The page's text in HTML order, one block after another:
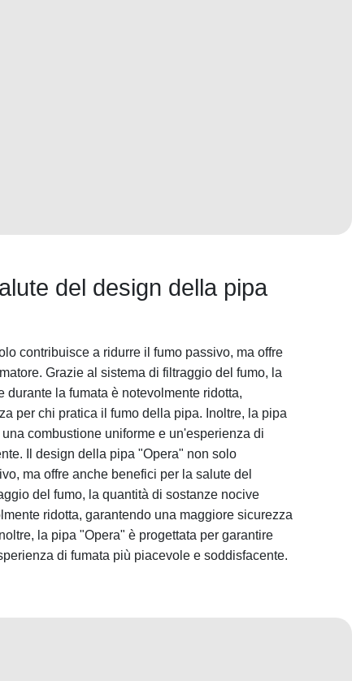
del design della pipa
contribuisce a ridurre il fumo passivo, ma offre
Grazie al sistema di filtraggio del fumo, la
la fumata è notevolmente ridotta,
per chi pratica il fumo della pipa. Inoltre, la pipa
combustione uniforme e un'esperienza di
Il design della pipa "Opera" non solo
ma offre anche benefici per la salute del
del fumo, la quantità di sostanze nocive
ridotta, garantendo una maggiore sicurezza
la pipa "Opera" è progettata per garantire
di fumata più piacevole e soddisfacente.